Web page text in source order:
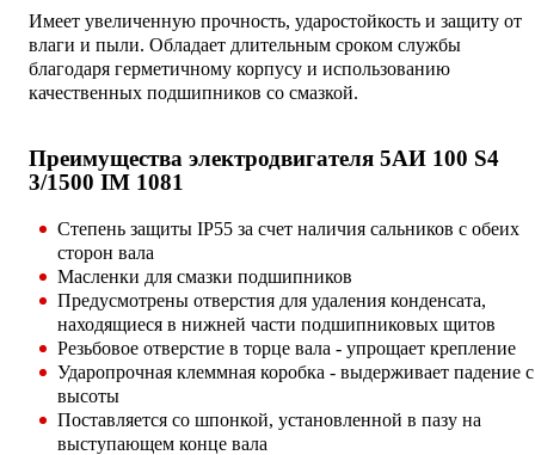
Имеет увеличенную прочность, ударостойкость и защиту от
влаги и пыли. Обладает длительным сроком службы
благодаря герметичному корпусу и использованию
качественных подшипников со смазкой.
Преимущества электродвигателя 5АИ 100 S4
3/1500 IM 1081
Степень защиты IP55 за счет наличия сальников с обеих
сторон вала
Масленки для смазки подшипников
Предусмотрены отверстия для удаления конденсата,
находящиеся в нижней части подшипниковых щитов
Резьбовое отверстие в торце вала - упрощает крепление
Ударопрочная клеммная коробка - выдерживает падение с
высоты
Поставляется со шпонкой, установленной в пазу на
выступающем конце вала